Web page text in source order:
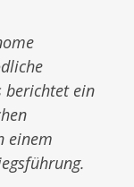
berichtet ein
einem